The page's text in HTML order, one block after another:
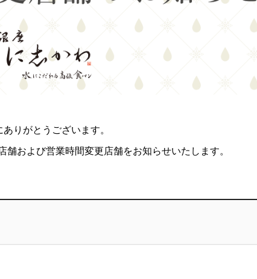
りがとうございます。
および営業時間変更店舗をお知らせいたします。